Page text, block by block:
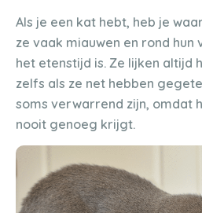
Als je een kat hebt, heb je
ze vaak miauwen en rond
het etenstijd is. Ze lijken altijd
zelfs als ze net hebben
soms verwarrend zijn, omdat
nooit genoeg krijgt.